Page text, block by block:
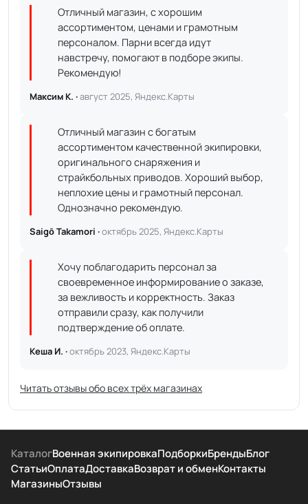
Отличный магазин, с хорошим
ассортиментом, ценами и грамотным
персоналом. Парни всегда идут
навстречу, помогают в подборе экипы.
Рекомендую!
Максим К. ·август 2025, Яндекс.Карты
Отличный магазин с богатым
ассортиментом качественной экипировки,
оригинального снаряжения и
страйкбольных приводов. Хороший выбор,
неплохие цены и грамотный персонал.
Однозначно рекомендую.
Saigō Takamori ·октябрь 2025, Яндекс.Карты
Хочу поблагодарить персонал за
своевременное информирование о заказе,
за вежливость и корректность. Заказ
отправили сразу, как получили
подтверждение об оплате.
Кеша И. ·октябрь 2023, Яндекс.Карты
Читать отзывы обо всех трёх магазинах
КаталогВоенная экипировкаПодборкиБрендыБлог
СтатьиОплатаДоставкаВозврат и обменКонтакты
МагазиныОтзывы